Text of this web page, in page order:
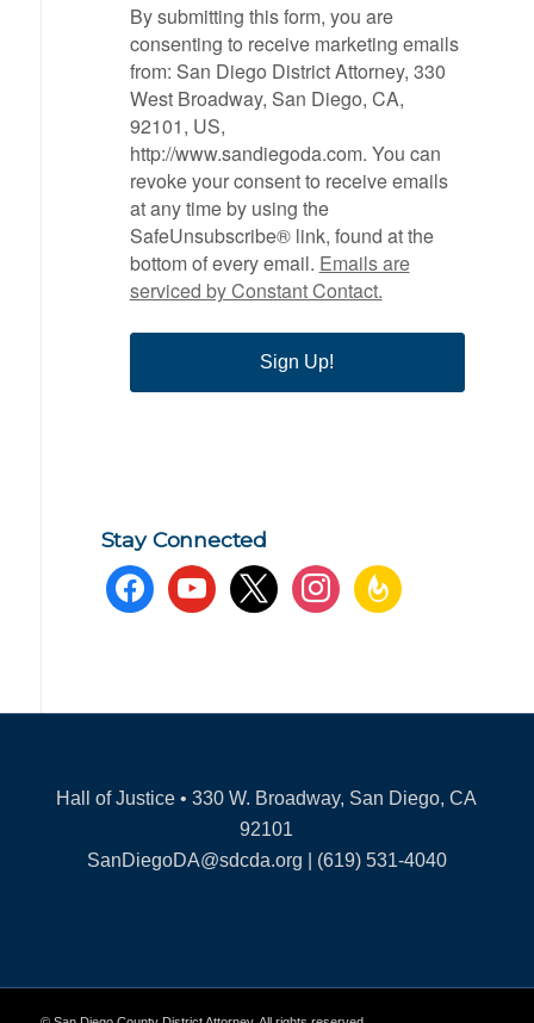
By submitting this form, you are
consenting to receive marketing emails
from: San Diego District Attorney, 330
West Broadway, San Diego, CA,
92101, US,
http://www.sandiegoda.com. You can
revoke your consent to receive emails
at any time by using the
SafeUnsubscribe® link, found at the
bottom of every email. Emails are
serviced by Constant Contact.
Sign Up!
Stay Connected
facebookyoutube x instagramfeedburner
Hall of Justice • 330 W. Broadway, San Diego, CA
92101
SanDiegoDA@sdcda.org | (619) 531-4040